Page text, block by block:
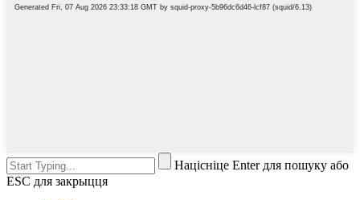
Націсніце Enter для пошуку або
ESC для закрыцця